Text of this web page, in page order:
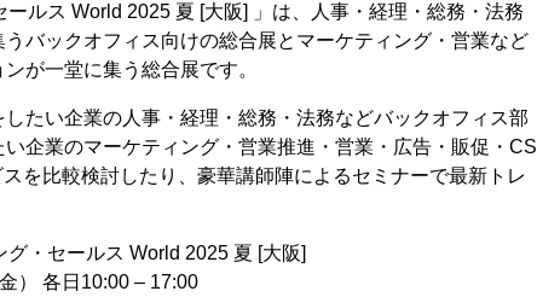
ールス World 2025 夏 [大阪] 」は、人事・経理・総務・法務
バックオフィス向けの総合展とマーケティング・営業など
が一堂に集う総合展です。
たい企業の人事・経理・総務・法務などバックオフィス部
企業のマーケティング・営業推進・営業・広告・販促・CS
を比較検討したり、豪華講師陣によるセミナーで最新トレ
・セールス World 2025 夏 [大阪]
） 各日10:00 – 17:00